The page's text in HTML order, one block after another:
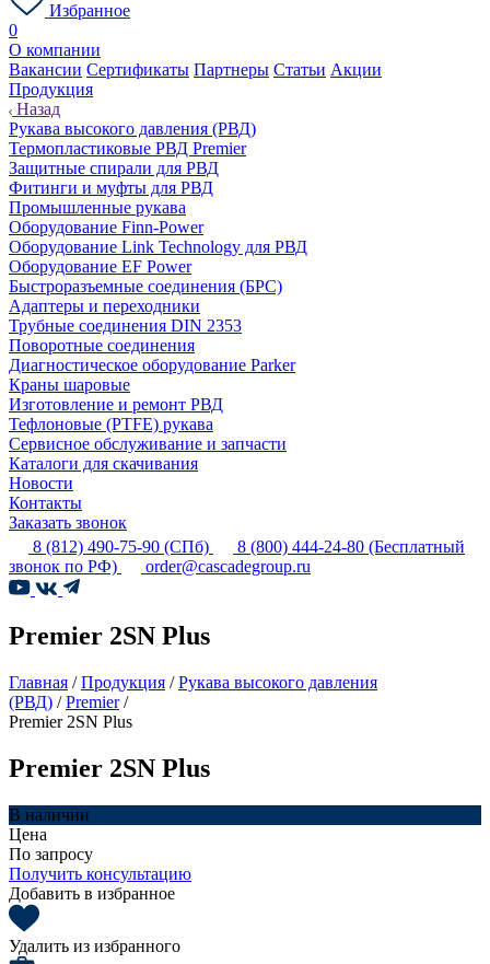
Избранное
0
О компании
Вакансии Сертификаты Партнеры Статьи Акции
Продукция
Назад
Рукава высокого давления (РВД)
Термопластиковые РВД Premier
Защитные спирали для РВД
Фитинги и муфты для РВД
Промышленные рукава
Оборудование Finn-Power
Оборудование Link Technology для РВД
Оборудование EF Power
Быстроразъемные соединения (БРС)
Адаптеры и переходники
Трубные соединения DIN 2353
Поворотные соединения
Диагностическое оборудование Parker
Краны шаровые
Изготовление и ремонт РВД
Тефлоновые (PTFE) рукава
Сервисное обслуживание и запчасти
Каталоги для скачивания
Новости
Контакты
Заказать звонок
8 (812) 490-75-90 (СПб) 8 (800) 444-24-80 (Бесплатный
звонок по РФ)
order@cascadegroup.ru
Premier 2SN Plus
Главная /Продукция /Рукава высокого давления
(РВД) /Premier/
Premier 2SN Plus
Premier 2SN Plus
В наличии
Цена
По запросу
Получить консультацию
Добавить в избранное
Удалить из избранного